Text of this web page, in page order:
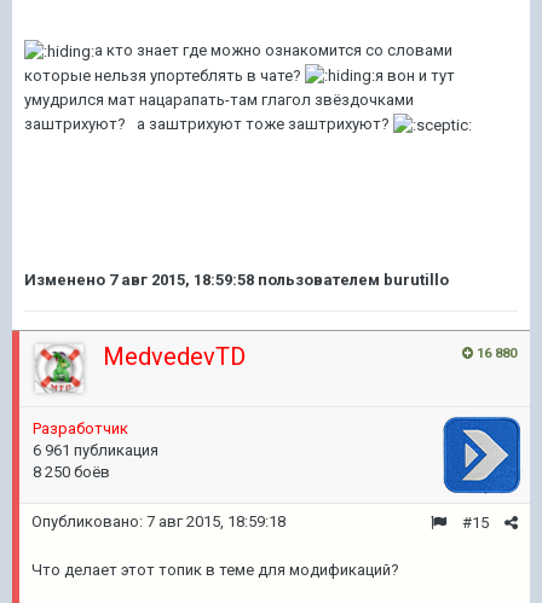
а кто знает где можно ознакомится со словами
которые нельзя упортеблять в чате?
я вон и тут
умудрился мат нацарапать-там глагол звёздочками
заштрихуют? а заштрихуют тоже заштрихуют?
Изменено 7 авг 2015, 18:59:58 пользователем burutillo
16 880
MedvedevTD
Разработчик
6 961 публикация
8 250 боёв
#15
Опубликовано: 7 авг 2015, 18:59:18
Что делает этот топик в теме для модификаций?